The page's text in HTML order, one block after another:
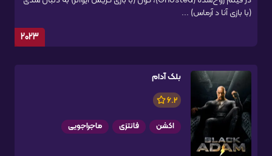
(با بازی آنا د آرماس) ...
2023
بلک آدام
6.2
اکشن فانتزی ماجراجویی